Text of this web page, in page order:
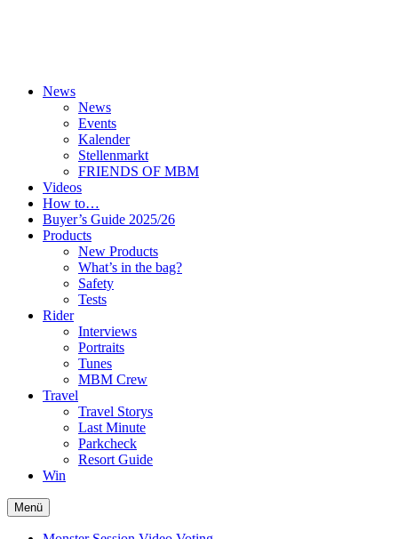
News
News
Events
Kalender
Stellenmarkt
FRIENDS OF MBM
Videos
How to…
Buyer’s Guide 2025/26
Products
New Products
What’s in the bag?
Safety
Tests
Rider
Interviews
Portraits
Tunes
MBM Crew
Travel
Travel Storys
Last Minute
Parkcheck
Resort Guide
Win
Menü